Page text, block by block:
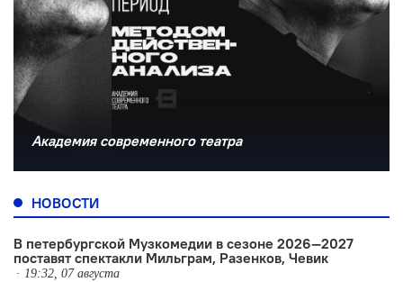
Академия современного театра
НОВОСТИ
В петербургской Музкомедии в сезоне 2026—2027
поставят спектакли Мильграм, Разенков, Чевик
19:32, 07 августа